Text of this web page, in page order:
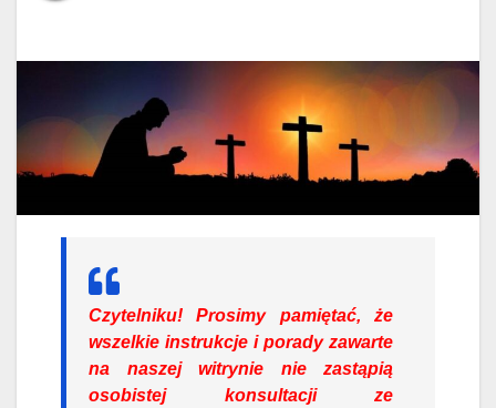
Czytelniku! Prosimy pamiętać, że
wszelkie instrukcje i porady zawarte
na naszej witrynie nie zastąpią
osobistej konsultacji ze